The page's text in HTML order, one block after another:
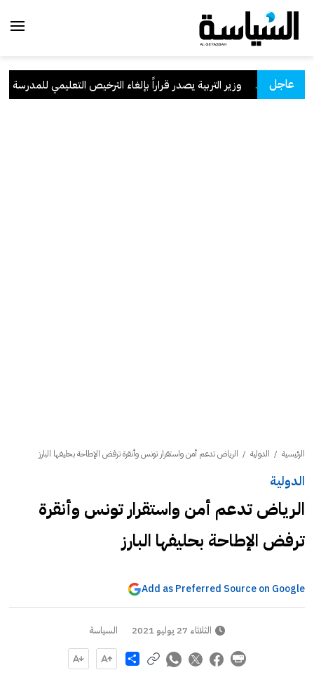
عاجل
. وزير التربية يصدر قراراً بإلغاء الترخيص التعليمي للمدرسة
الرئيسية / الدولية / الرياض تدعم أمن واستقرار تونس وأنقرة ترفض الإطاحة بحليفها البارز
الدولية
الرياض تدعم أمن واستقرار تونس وأنقرة
ترفض الإطاحة بحليفها البارز
Add as Preferred Source on Google
الثلاثاء 27 يوليو 2021 السياسة
Share